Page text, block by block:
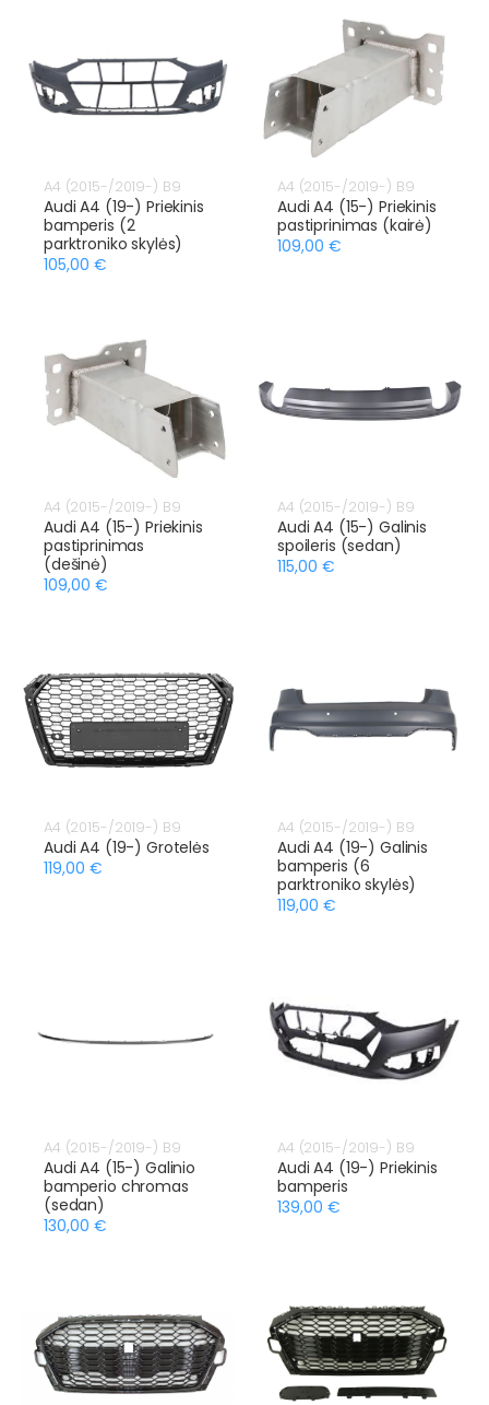
A4 (2015-/2019-) B9
Audi A4 (19-) Priekinis
bamperis (2
parktroniko skylės)
105,00 €
A4 (2015-/2019-) B9
Audi A4 (15-) Priekinis
pastiprinimas (kairė)
109,00 €
A4 (2015-/2019-) B9
Audi A4 (15-) Priekinis
pastiprinimas
(dešinė)
109,00 €
A4 (2015-/2019-) B9
Audi A4 (15-) Galinis
spoileris (sedan)
115,00 €
A4 (2015-/2019-) B9
Audi A4 (19-) Grotelės
119,00 €
A4 (2015-/2019-) B9
Audi A4 (19-) Galinis
bamperis (6
parktroniko skylės)
119,00 €
A4 (2015-/2019-) B9
Audi A4 (15-) Galinio
bamperio chromas
(sedan)
130,00 €
A4 (2015-/2019-) B9
Audi A4 (19-) Priekinis
bamperis
139,00 €